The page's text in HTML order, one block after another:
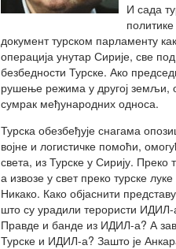
И сада
документ турском парламенту
операција унутар Сирије, све
безбедности Турске. Ако
рушење режима у другој земљи,
сумрак међународних односа.
Турска обезбеђује снагама
војне и логистичке помоћи,
света, из Турске у Сирију. Преко
а извозе у свет преко турске
Никако. Како објаснити
што су урадили терористи
Правде и банде из ИДИЛ-а? А
Турске и ИДИЛ-а? Зашто је